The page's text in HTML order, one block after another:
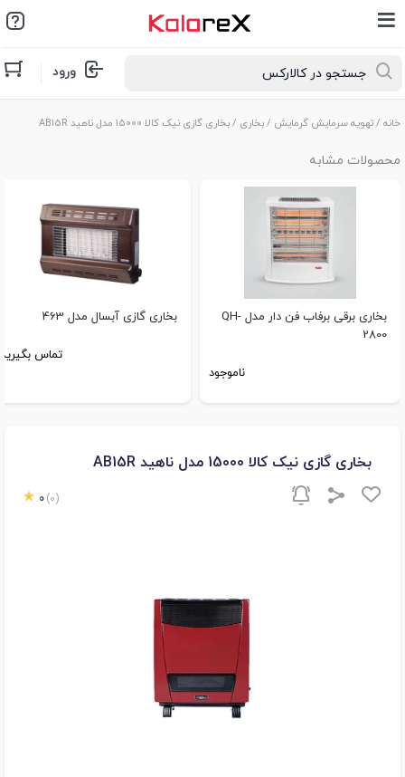
ورود
خانه /تهویه سرمایش گرمایش /بخاری / بخاری گازی نیک کالا 15000 مدل ناهید AB15R
محصولات مشابه
بخاری برقی برفاب فن دار مدل QH-
2800
ناموجود
بخاری گازی آبسال مدل 463
تماس بگیرید
بخاری گازی نیک کالا 15000 مدل ناهید AB15R
0 (0)